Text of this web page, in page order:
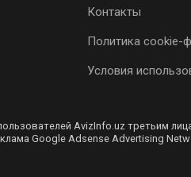
Контакты
Политика cookie-
Условия
AvizInfo.uz третьим
Google Adsense Advertising